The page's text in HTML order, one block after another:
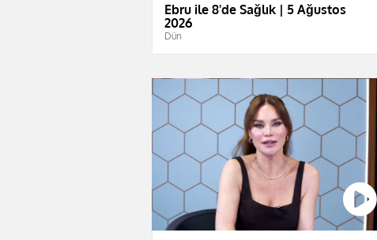
Ebru ile 8'de Sağlık | 5 Ağustos
2026
Dün